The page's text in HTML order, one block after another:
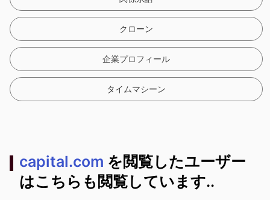
クローン
企業プロフィール
タイムマシーン
capital.com を閲覧したユーザー
はこちらも閲覧しています..